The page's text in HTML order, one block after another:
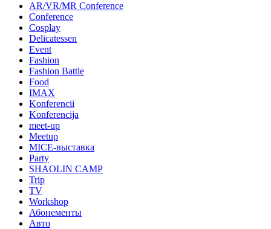
AR/VR/MR Conference
Conference
Cosplay
Delicatessen
Event
Fashion
Fashion Battle
Food
IMAX
Konferencii
Konferencija
meet-up
Meetup
MICE-выставка
Party
SHAOLIN CAMP
Trip
TV
Workshop
Абонементы
Авто